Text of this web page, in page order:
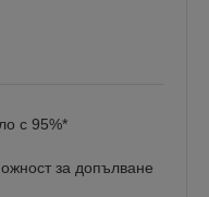
с 95%*
за допълване